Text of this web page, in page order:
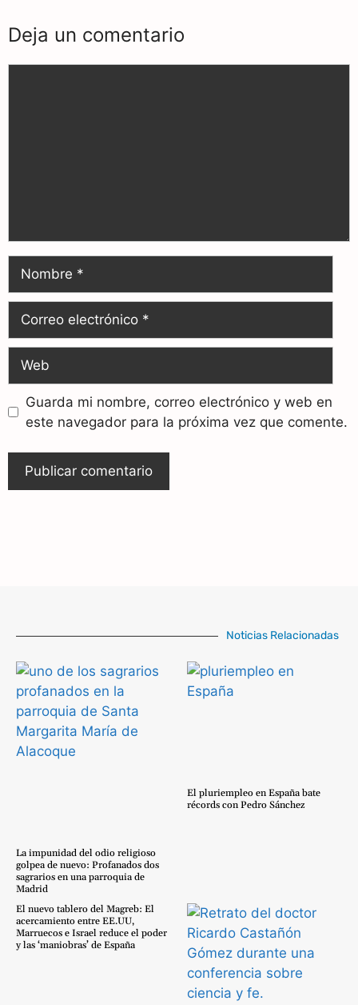
Deja un comentario
Guarda mi nombre, correo electrónico y web en
este navegador para la próxima vez que comente.
Noticias Relacionadas
La impunidad del odio religioso
golpea de nuevo: Profanados dos
sagrarios en una parroquia de
Madrid
El pluriempleo en España bate
récords con Pedro Sánchez
El nuevo tablero del Magreb: El
acercamiento entre EE.UU,
Marruecos e Israel reduce el poder
y las ‘maniobras’ de España